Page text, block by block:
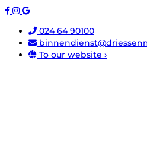
024 64 90100
To our website ›